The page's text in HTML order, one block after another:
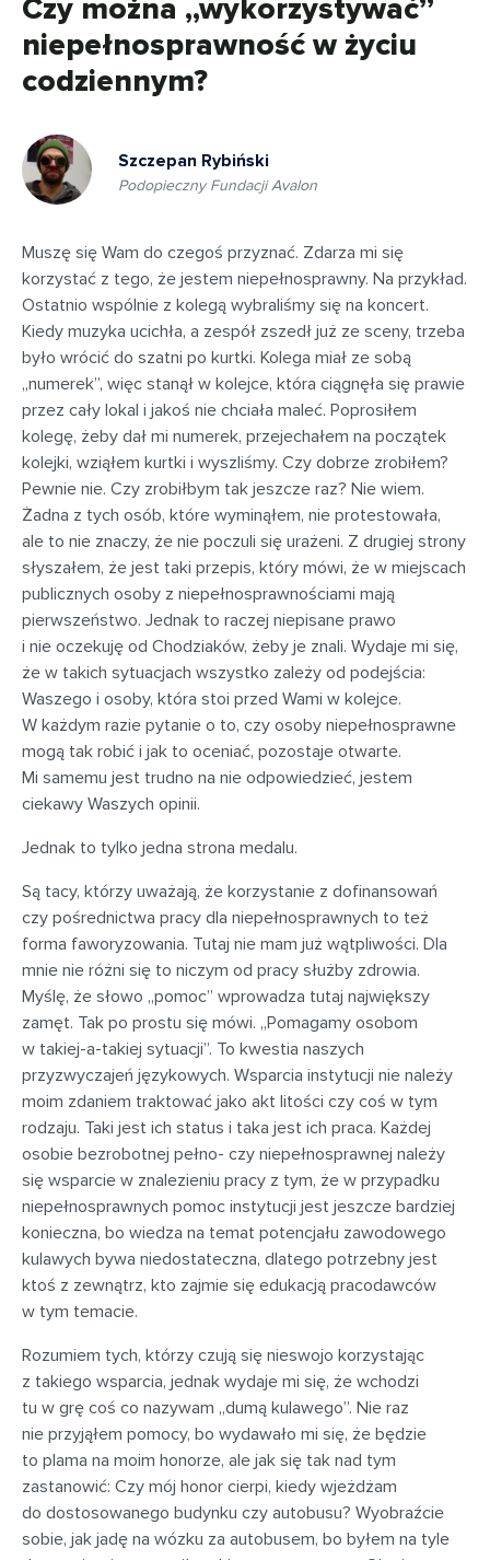
Czy można „wykorzystywać”
niepełnosprawność w życiu
codziennym?
Szczepan Rybiński
Podopieczny Fundacji Avalon
Muszę się Wam do czegoś przyznać. Zdarza mi się
korzystać z tego, że jestem niepełnosprawny. Na przykład.
Ostatnio wspólnie z kolegą wybraliśmy się na koncert.
Kiedy muzyka ucichła, a zespół zszedł już ze sceny, trzeba
było wrócić do szatni po kurtki. Kolega miał ze sobą
„numerek”, więc stanął w kolejce, która ciągnęła się prawie
przez cały lokal i jakoś nie chciała maleć. Poprosiłem
kolegę, żeby dał mi numerek, przejechałem na początek
kolejki, wziąłem kurtki i wyszliśmy. Czy dobrze zrobiłem?
Pewnie nie. Czy zrobiłbym tak jeszcze raz? Nie wiem.
Żadna z tych osób, które wyminąłem, nie protestowała,
ale to nie znaczy, że nie poczuli się urażeni. Z drugiej strony
słyszałem, że jest taki przepis, który mówi, że w miejscach
publicznych osoby z niepełnosprawnościami mają
pierwszeństwo. Jednak to raczej niepisane prawo
i nie oczekuję od Chodziaków, żeby je znali. Wydaje mi się,
że w takich sytuacjach wszystko zależy od podejścia:
Waszego i osoby, która stoi przed Wami w kolejce.
W każdym razie pytanie o to, czy osoby niepełnosprawne
mogą tak robić i jak to oceniać, pozostaje otwarte.
Mi samemu jest trudno na nie odpowiedzieć, jestem
ciekawy Waszych opinii.
Jednak to tylko jedna strona medalu.
Są tacy, którzy uważają, że korzystanie z dofinansowań
czy pośrednictwa pracy dla niepełnosprawnych to też
forma faworyzowania. Tutaj nie mam już wątpliwości. Dla
mnie nie różni się to niczym od pracy służby zdrowia.
Myślę, że słowo „pomoc” wprowadza tutaj największy
zamęt. Tak po prostu się mówi. „Pomagamy osobom
w takiej-a-takiej sytuacji”. To kwestia naszych
przyzwyczajeń językowych. Wsparcia instytucji nie należy
moim zdaniem traktować jako akt litości czy coś w tym
rodzaju. Taki jest ich status i taka jest ich praca. Każdej
osobie bezrobotnej pełno- czy niepełnosprawnej należy
się wsparcie w znalezieniu pracy z tym, że w przypadku
niepełnosprawnych pomoc instytucji jest jeszcze bardziej
konieczna, bo wiedza na temat potencjału zawodowego
kulawych bywa niedostateczna, dlatego potrzebny jest
ktoś z zewnątrz, kto zajmie się edukacją pracodawców
w tym temacie.
Rozumiem tych, którzy czują się nieswojo korzystając
z takiego wsparcia, jednak wydaje mi się, że wchodzi
tu w grę coś co nazywam „dumą kulawego”. Nie raz
nie przyjąłem pomocy, bo wydawało mi się, że będzie
to plama na moim honorze, ale jak się tak nad tym
zastanowić: Czy mój honor cierpi, kiedy wjeżdżam
do dostosowanego budynku czy autobusu? Wyobraźcie
sobie, jak jadę na wózku za autobusem, bo byłem na tyle